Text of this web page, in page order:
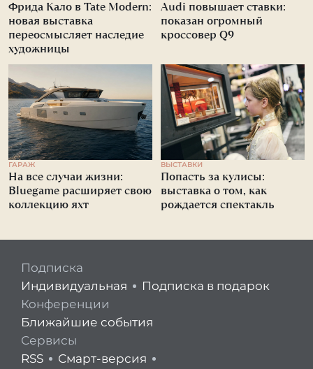
Фрида Кало в Tate Modern:
новая выставка
переосмысляет наследие
художницы
Audi повышает ставки:
показан огромный
кроссовер Q9
ГАРАЖ
На все случаи жизни:
Bluegame расширяет свою
коллекцию яхт
ВЫСТАВКИ
Попасть за кулисы:
выставка о том, как
рождается спектакль
Подписка
Индивидуальная
Подписка в подарок
Конференции
Ближайшие события
Сервисы
RSS
Смарт-версия